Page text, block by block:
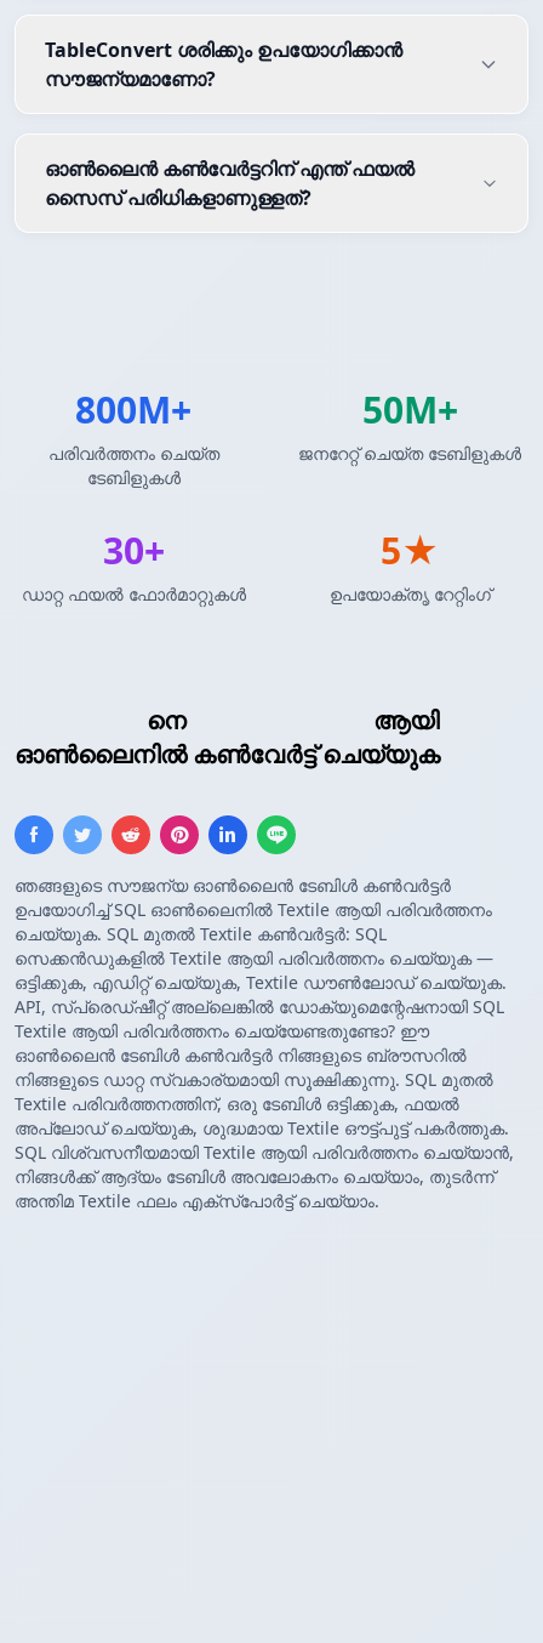
നെ
ആയി
ഓൺലൈനിൽ കൺവേർട്ട് ചെയ്യുക
ഞങ്ങളുടെ സൗജന്യ ഓൺലൈൻ ടേബിൾ കൺവർട്ടർ
ഉപയോഗിച്ച് SQL ഓൺലൈനിൽ Textile ആയി പരിവർത്തനം
ചെയ്യുക. SQL മുതൽ Textile കൺവർട്ടർ: SQL
സെക്കൻഡുകളിൽ Textile ആയി പരിവർത്തനം ചെയ്യുക —
ഒട്ടിക്കുക, എഡിറ്റ് ചെയ്യുക, Textile ഡൗൺലോഡ് ചെയ്യുക.
API, സ്പ്രെഡ്ഷീറ്റ് അല്ലെങ്കിൽ ഡോക്യുമെന്റേഷനായി SQL
Textile ആയി പരിവർത്തനം ചെയ്യേണ്ടതുണ്ടോ? ഈ
ഓൺലൈൻ ടേബിൾ കൺവർട്ടർ നിങ്ങളുടെ ബ്രൗസറിൽ
നിങ്ങളുടെ ഡാറ്റ സ്വകാര്യമായി സൂക്ഷിക്കുന്നു. SQL മുതൽ
Textile പരിവർത്തനത്തിന്, ഒരു ടേബിൾ ഒട്ടിക്കുക, ഫയൽ
അപ്‌ലോഡ് ചെയ്യുക, ശുദ്ധമായ Textile ഔട്ട്‌പുട്ട് പകർത്തുക.
SQL വിശ്വസനീയമായി Textile ആയി പരിവർത്തനം ചെയ്യാൻ,
നിങ്ങൾക്ക് ആദ്യം ടേബിൾ അവലോകനം ചെയ്യാം, തുടർന്ന്
അന്തിമ Textile ഫലം എക്സ്‌പോർട്ട് ചെയ്യാം.
TableConvert ശരിക്കും ഉപയോഗിക്കാൻ
സൗജന്യമാണോ?
ഓൺലൈൻ കൺവേർട്ടറിന് എന്ത് ഫയൽ
സൈസ് പരിധികളാണുള്ളത്?
800M+
പരിവർത്തനം ചെയ്ത
ടേബിളുകൾ
50M+
ജനറേറ്റ് ചെയ്ത ടേബിളുകൾ
30+
ഡാറ്റ ഫയൽ ഫോർമാറ്റുകൾ
5★
ഉപയോക്തൃ റേറ്റിംഗ്